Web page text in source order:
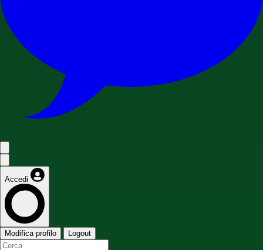
Accedi
Modifica profilo Logout